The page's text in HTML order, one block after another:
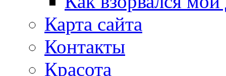
Карта сайта
Контакты
Красота